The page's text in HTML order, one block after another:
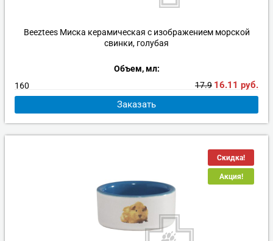
Beeztees Миска керамическая с изображением морской
свинки, голубая
Объем, мл:
160
17.9 16.11 руб.
Заказать
Скидка!
Акция!